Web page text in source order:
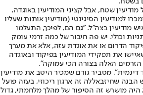
שטח, אבל קציני המודיעין באוגדה,
למודיעין הסיגינטי (מודיעין אותות שעליו
אומר איש מודיעין בצה"ל. "גם הם, לפיכך, התעלמו
וכולי. יש פה חיבור של כמה זרמי עומק
הדרום או את אוגדת עזה, אלא את מערך
את תפקידי המודיעין בפיקוד ובאוגדה
הזרמים האלה בצורה הכי עמוקה".
דינמית", מסביר גורם שמכיר היטב את מודיעין
הבנה שחיזבאללה זה ארגון ריכוזי, בעזה פועל
היה מושרש זה הסיפור של מהלך מלחמתי, גדול